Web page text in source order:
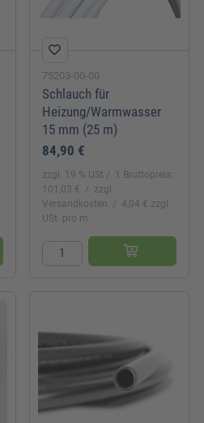
75203-00-00
Schlauch für
Heizung/Warmwasser
15 mm (25 m)
84,90 €
zzgl. 19 % USt
1 Bruttopreis:
101,03 €
zzgl.
Versandkosten
4,04 € zzgl.
USt. pro m